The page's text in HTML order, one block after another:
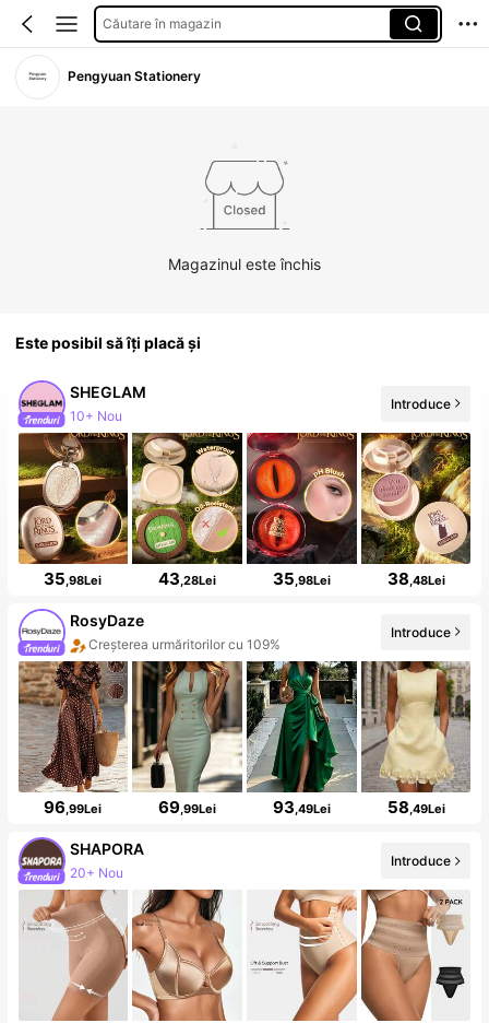
Căutare în magazin
Pengyuan Stationery
Magazinul este închis
Este posibil să îți placă și
SHEGLAM
10+ Nou
Introduce
35 ,98Lei 43 ,28Lei 35 ,98Lei 38 ,48Lei
RosyDaze
Creșterea urmăritorilor cu 109%
Introduce
96 ,99Lei 69 ,99Lei 93 ,49Lei 58 ,49Lei
SHAPORA
20+ Nou
Introduce